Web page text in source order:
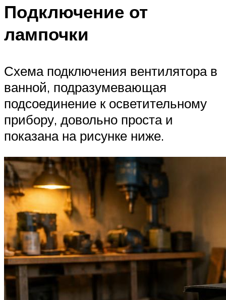
Подключение от
лампочки
Схема подключения вентилятора в
ванной, подразумевающая
подсоединение к осветительному
прибору, довольно проста и
показана на рисунке ниже.